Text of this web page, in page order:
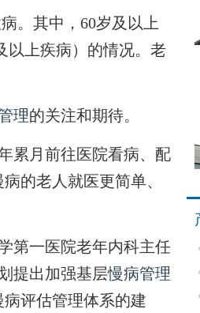
。其中，60岁及以上
以上疾病）的情况。老
理的关注和期待。
累月前往医院看病、配
的老人就医更简单、
第一医院老年内科主任
提出加强基层慢病管理
评估管理体系的建